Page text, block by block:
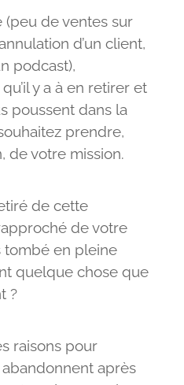
de ventes sur
d’un client,
podcast),
y a à en retirer et
poussent dans la
prendre,
de votre mission.
de cette
de votre
tombé en pleine
quelque chose que
?
raisons pour
après